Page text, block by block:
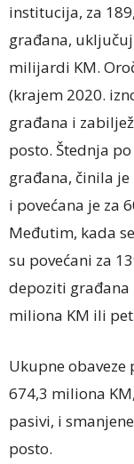
institucija, za
građana,
milijardi KM.
(krajem 2020.
građana i
posto. Štednja
građana, činila
i povećana je za
Međutim, kada
su povećani za
depoziti građana
miliona KM ili
Ukupne
674,3 miliona
pasivi, i
posto.